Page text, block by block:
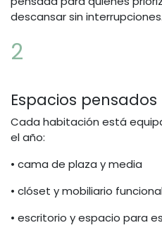
descansar sin interrupciones.
2
Espacios
Cada habitación está
el año:
• cama de plaza y media
• clóset y mobiliario
• escritorio y espacio para